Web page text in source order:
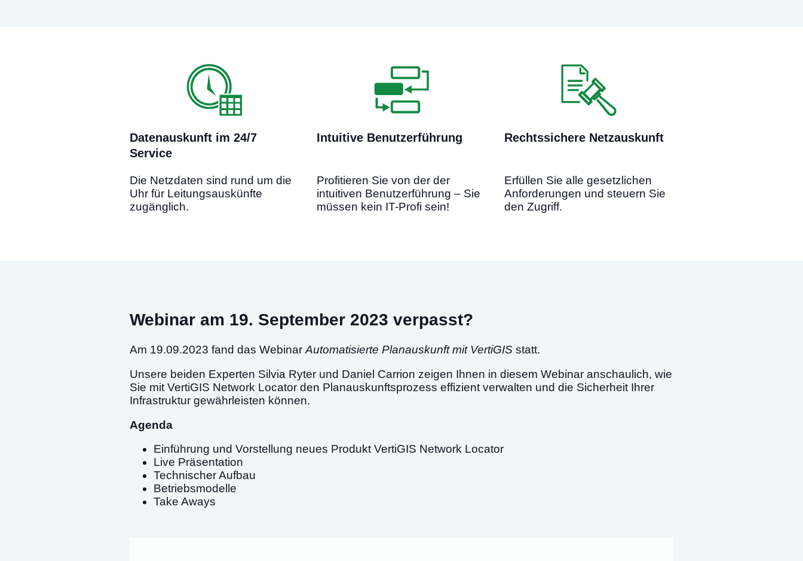
Datenauskunft im 24/7
Service
Die Netzdaten sind rund um die
Uhr für Leitungsauskünfte
zugänglich.
Intuitive Benutzerführung
Profitieren Sie von der der
intuitiven Benutzerführung – Sie
müssen kein IT-Profi sein!
Rechtssichere Netzauskunft
Erfüllen Sie alle gesetzlichen
Anforderungen und steuern Sie
den Zugriff.
Webinar am 19. September 2023 verpasst?
Am 19.09.2023 fand das WebinarAutomatisierte Planauskunft mit VertiGIS statt.
Unsere beiden Experten Silvia Ryter und Daniel Carrion zeigen Ihnen in diesem Webinar anschaulich, wie
Sie mit VertiGIS Network Locator den Planauskunftsprozess effizient verwalten und die Sicherheit Ihrer
Infrastruktur gewährleisten können.
Agenda
Einführung und Vorstellung neues Produkt VertiGIS Network Locator
Live Präsentation
Technischer Aufbau
Betriebsmodelle
Take Aways